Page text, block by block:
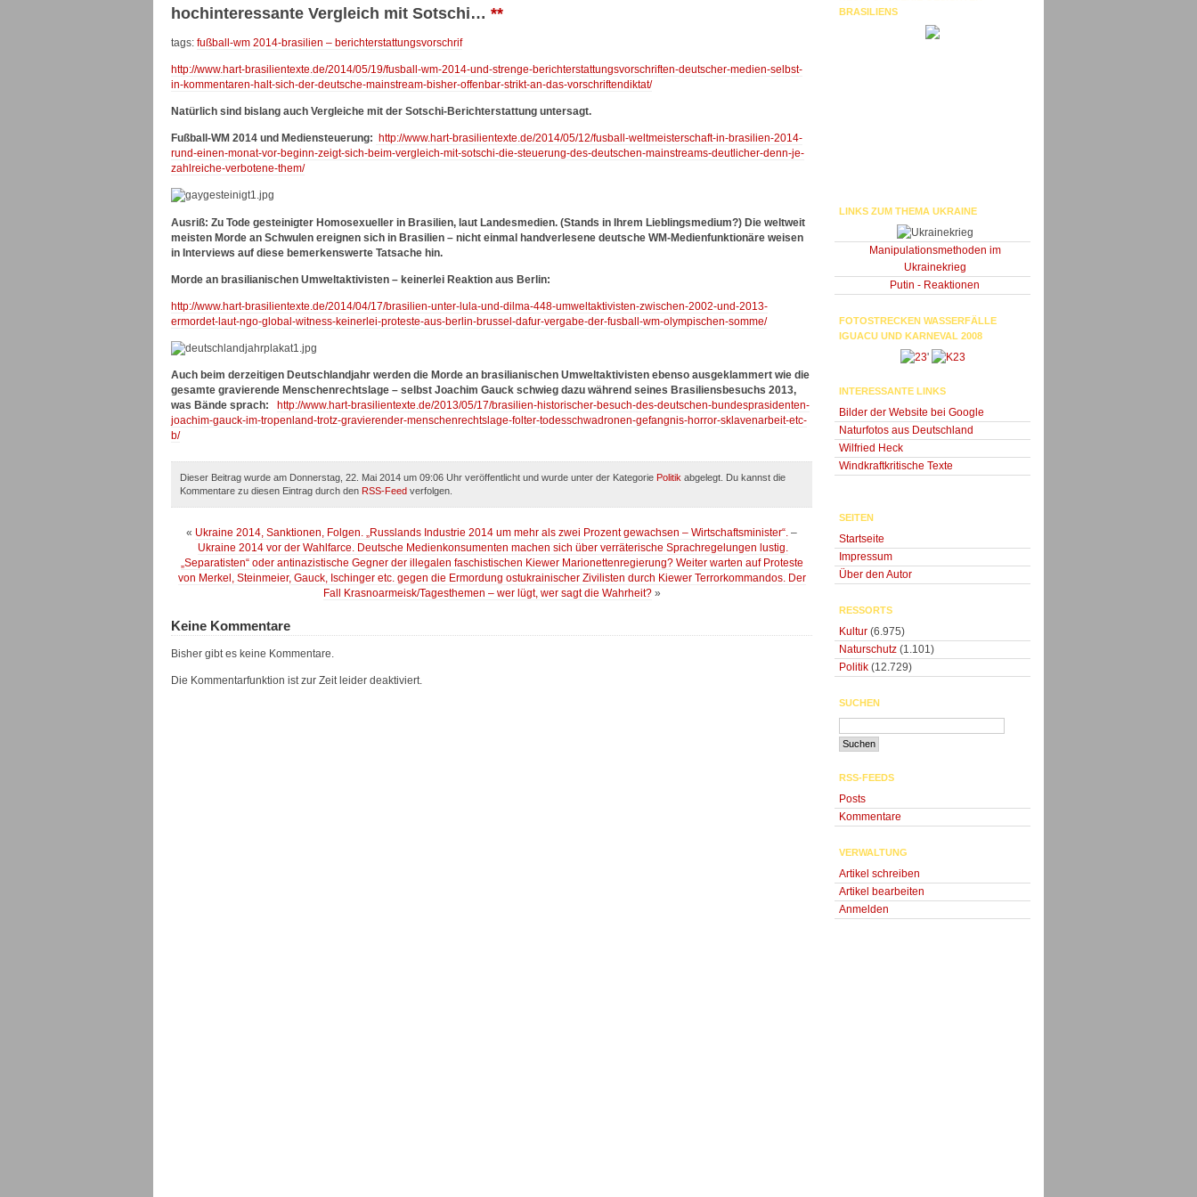
hochinteressante Vergleich mit Sotschi… **
tags: fußball-wm 2014-brasilien – berichterstattungsvorschrif
http://www.hart-brasilientexte.de/2014/05/19/fusball-wm-2014-und-strenge-berichterstattungsvorschriften-deutscher-medien-selbst-
in-kommentaren-halt-sich-der-deutsche-mainstream-bisher-offenbar-strikt-an-das-vorschriftendiktat/
Natürlich sind bislang auch Vergleiche mit der Sotschi-Berichterstattung untersagt.
Fußball-WM 2014 und Mediensteuerung: http://www.hart-brasilientexte.de/2014/05/12/fusball-weltmeisterschaft-in-brasilien-2014-
rund-einen-monat-vor-beginn-zeigt-sich-beim-vergleich-mit-sotschi-die-steuerung-des-deutschen-mainstreams-deutlicher-denn-je-
zahlreiche-verbotene-them/
Ausriß: Zu Tode gesteinigter Homosexueller in Brasilien, laut Landesmedien. (Stands in Ihrem Lieblingsmedium?) Die weltweit
meisten Morde an Schwulen ereignen sich in Brasilien – nicht einmal handverlesene deutsche WM-Medienfunktionäre weisen
in Interviews auf diese bemerkenswerte Tatsache hin.
Morde an brasilianischen Umweltaktivisten – keinerlei Reaktion aus Berlin:
http://www.hart-brasilientexte.de/2014/04/17/brasilien-unter-lula-und-dilma-448-umweltaktivisten-zwischen-2002-und-2013-
ermordet-laut-ngo-global-witness-keinerlei-proteste-aus-berlin-brussel-dafur-vergabe-der-fusball-wm-olympischen-somme/
Auch beim derzeitigen Deutschlandjahr werden die Morde an brasilianischen Umweltaktivisten ebenso ausgeklammert wie die
gesamte gravierende Menschenrechtslage – selbst Joachim Gauck schwieg dazu während seines Brasiliensbesuchs 2013,
was Bände sprach:
http://www.hart-brasilientexte.de/2013/05/17/brasilien-historischer-besuch-des-deutschen-bundesprasidenten-
joachim-gauck-im-tropenland-trotz-gravierender-menschenrechtslage-folter-todesschwadronen-gefangnis-horror-sklavenarbeit-etc-
b/
Dieser Beitrag wurde am Donnerstag, 22. Mai 2014 um 09:06 Uhr veröffentlicht und wurde unter der Kategorie Politik abgelegt. Du kannst die
Kommentare zu diesen Eintrag durch den RSS-Feed verfolgen.
« Ukraine 2014, Sanktionen, Folgen. „Russlands Industrie 2014 um mehr als zwei Prozent gewachsen – Wirtschaftsminister“. –
Ukraine 2014 vor der Wahlfarce. Deutsche Medienkonsumenten machen sich über verräterische Sprachregelungen lustig.
„Separatisten“ oder antinazistische Gegner der illegalen faschistischen Kiewer Marionettenregierung? Weiter warten auf Proteste
von Merkel, Steinmeier, Gauck, Ischinger etc. gegen die Ermordung ostukrainischer Zivilisten durch Kiewer Terrorkommandos. Der
Fall Krasnoarmeisk/Tagesthemen – wer lügt, wer sagt die Wahrheit?»
Keine Kommentare
Bisher gibt es keine Kommentare.
Die Kommentarfunktion ist zur Zeit leider deaktiviert.
BRASILIENS
LINKS ZUM THEMA UKRAINE
Manipulationsmethoden im
Ukrainekrieg
Putin - Reaktionen
FOTOSTRECKEN WASSERFÄLLE
IGUACU UND KARNEVAL 2008
'
INTERESSANTE LINKS
Bilder der Website bei Google
Naturfotos aus Deutschland
Wilfried Heck
Windkraftkritische Texte
SEITEN
Startseite
Impressum
Über den Autor
RESSORTS
Kultur (6.975)
Naturschutz (1.101)
Politik (12.729)
SUCHEN
RSS-FEEDS
Posts
Kommentare
VERWALTUNG
Artikel schreiben
Artikel bearbeiten
Anmelden